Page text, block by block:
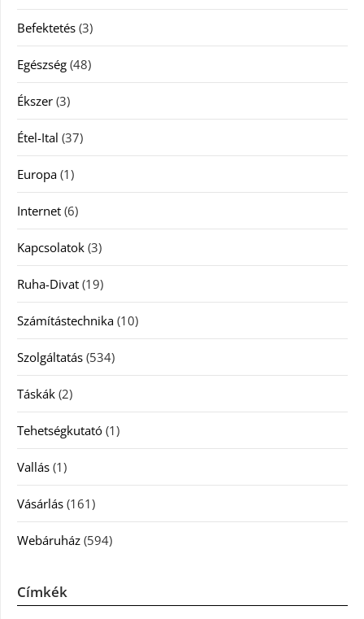
Befektetés (3)
Egészség (48)
Ékszer (3)
Étel-Ital (37)
Europa (1)
Internet (6)
Kapcsolatok (3)
Ruha-Divat (19)
Számítástechnika (10)
Szolgáltatás (534)
Táskák (2)
Tehetségkutató (1)
Vallás (1)
Vásárlás (161)
Webáruház (594)
Címkék